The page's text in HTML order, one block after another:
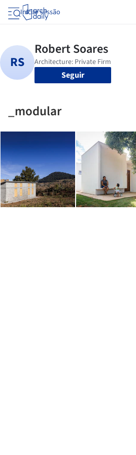
Iniciar sessão
Seguir
_modular